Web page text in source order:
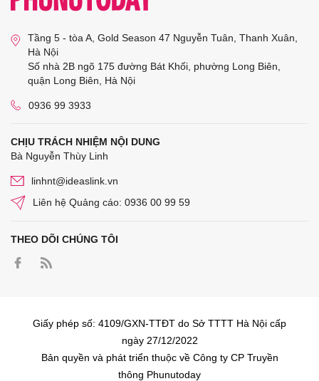
Tầng 5 - tòa A, Gold Season 47 Nguyễn Tuân, Thanh Xuân,
Hà Nội
Số nhà 2B ngõ 175 đường Bát Khối, phường Long Biên,
quận Long Biên, Hà Nội
0936 99 3933
CHỊU TRÁCH NHIỆM NỘI DUNG
Bà Nguyễn Thùy Linh
linhnt@ideaslink.vn
Liên hệ Quảng cáo: 0936 00 99 59
THEO DÕI CHÚNG TÔI
Giấy phép số: 4109/GXN-TTĐT do Sở TTTT Hà Nội cấp
ngày 27/12/2022
Bản quyền và phát triển thuộc về Công ty CP Truyền
thông Phunutoday